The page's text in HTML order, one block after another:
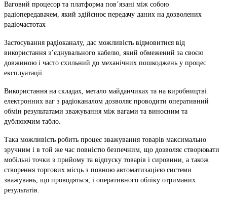
Ваговий процесор та платформа пов’язані між собою
радіопередавачем, який здійснює передачу даних на дозволених
радіочастотах
Застосування радіоканалу, дає можливість відмовитися від
використання з’єднувального кабелю, який обмежений за своєю
довжиною і часто схильний до механічних пошкоджень у процес
експлуатації.
Використання на складах, метало майданчиках та на виробництві
електронних ваг з радіоканалом дозволяє проводити оперативний
обмін результатами зважування між вагами та виносним та
дублюючим табло.
Така можливість робить процес зважування товарів максимально
зручним і в той же час повністю безпечним, що дозволяє створювати
мобільні точки з прийому та відпуску товарів і сировини, а також
створення торгових місць з повною автоматизацією системи
зважувань, що проводяться, і оперативного обліку отриманих
результатів.